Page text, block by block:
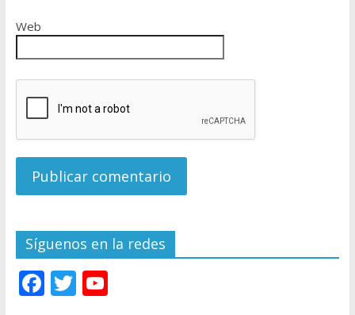
Web
Síguenos en la redes
F T Y